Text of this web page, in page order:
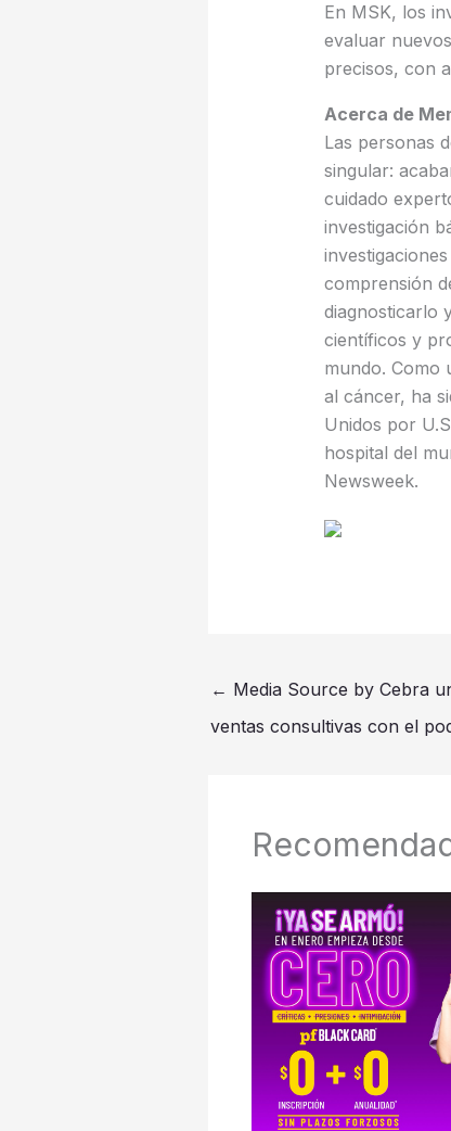
En MSK, los
evaluar
precisos, con
Acerca de
Las personas
singular:
cuidado
investigación
comprensión
diagnosticarlo
científicos y
mundo. Como
al cáncer, ha
Unidos por
hospital del
Newsweek.
← Media Source by Cebra
ventas consultivas con el